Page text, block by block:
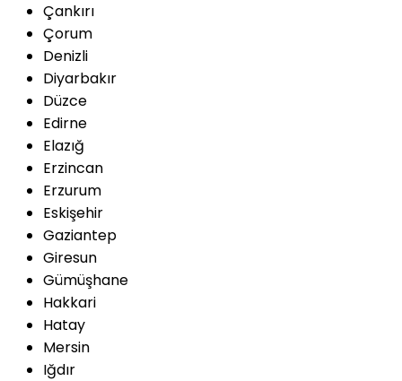
Çankırı
Çorum
Denizli
Diyarbakır
Düzce
Edirne
Elazığ
Erzincan
Erzurum
Eskişehir
Gaziantep
Giresun
Gümüşhane
Hakkari
Hatay
Mersin
Iğdır